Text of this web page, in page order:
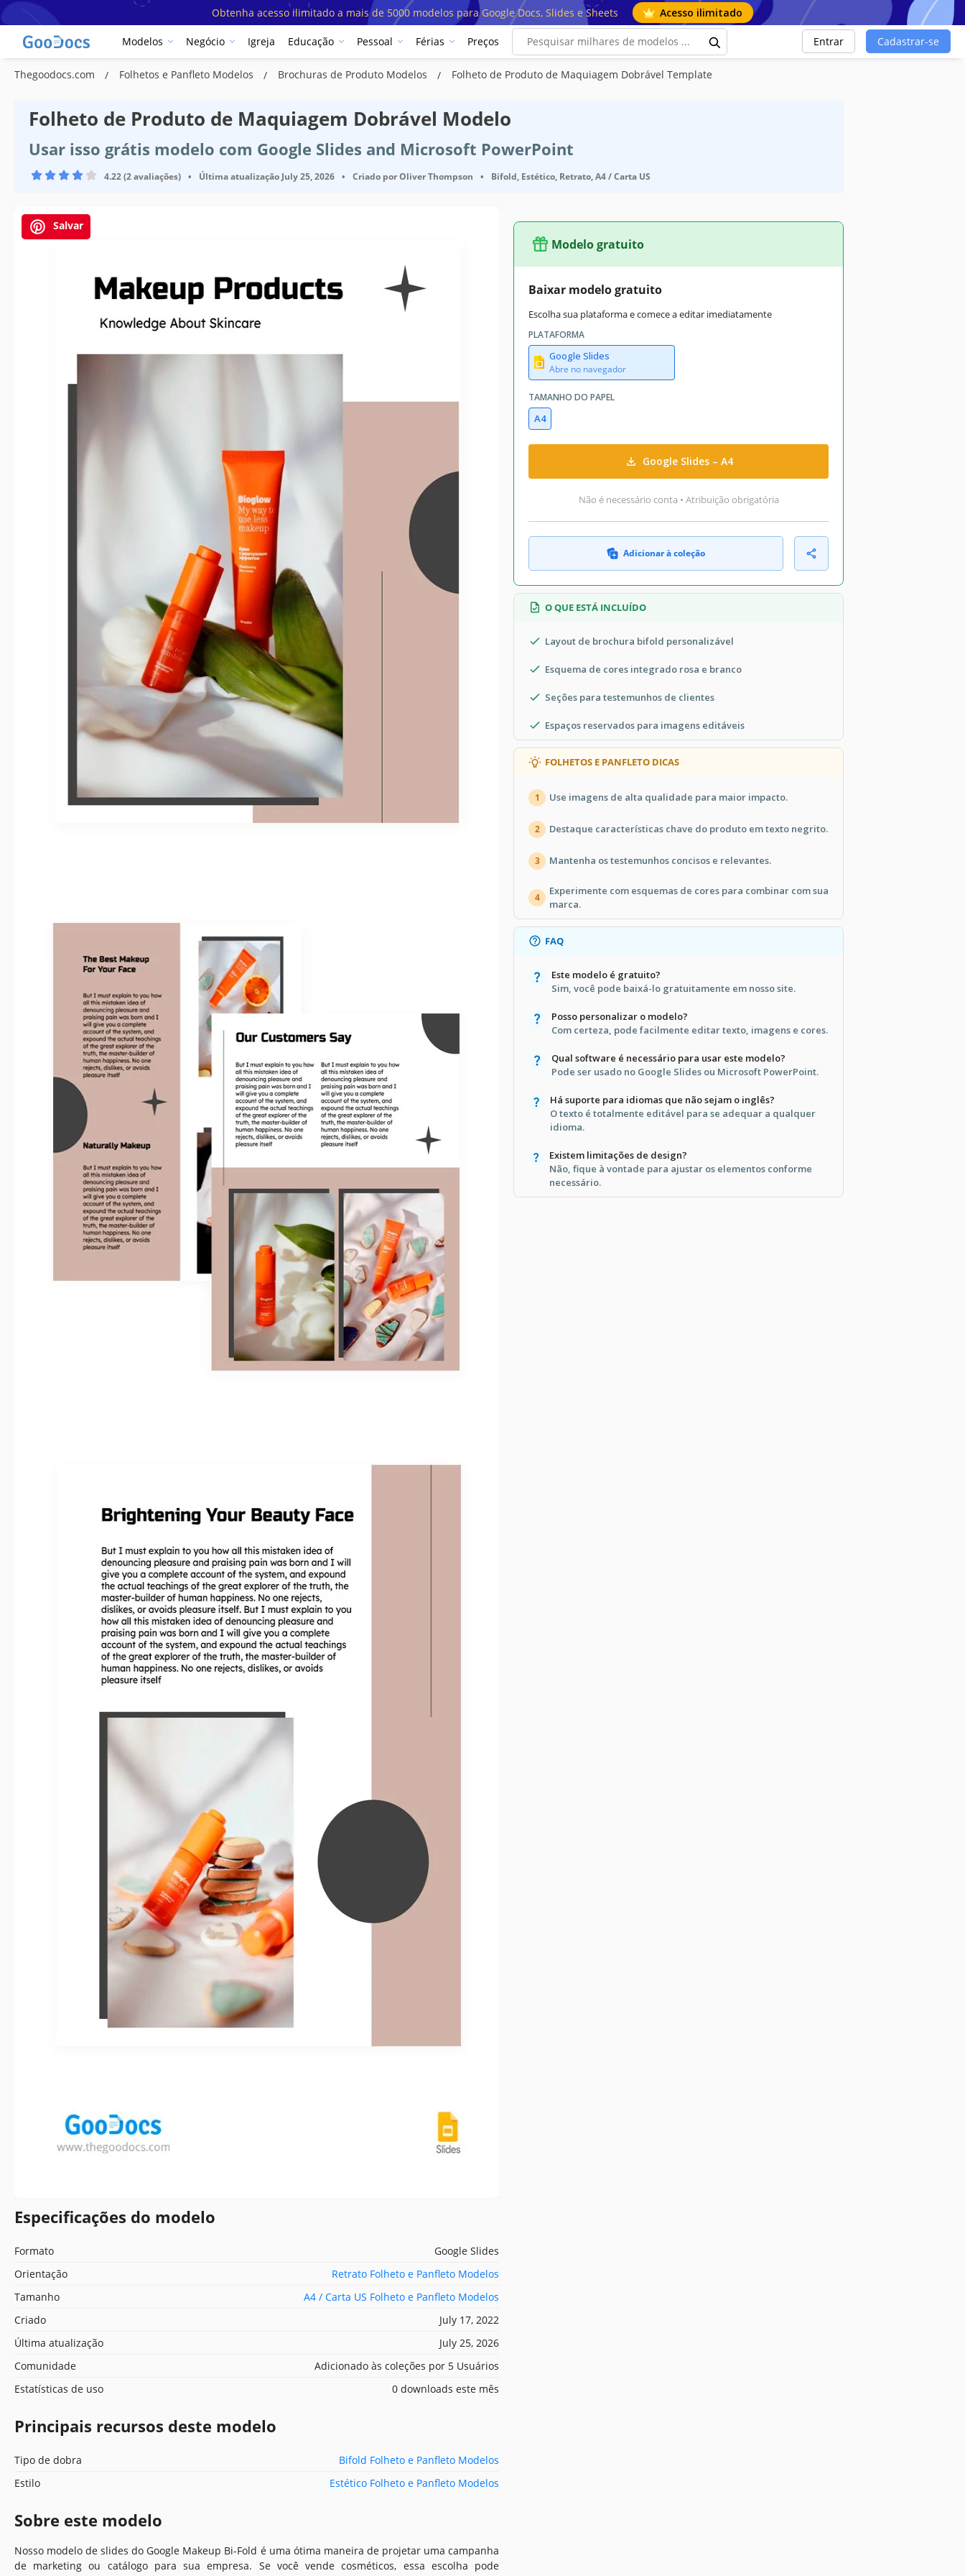
Obtenha acesso ilimitado a mais de 5000 modelos para Google Docs, Slides e Sheets Acesso ilimitado
Modelos Negócio Igreja Educação Pessoal Férias Preços Entrar Cadastrar-se
Thegoodocs.com Folhetos e Panfleto Modelos Brochuras de Produto Modelos Folheto de Produto de Maquiagem Dobrável Template
Folheto de Produto de Maquiagem Dobrável Modelo
Usar isso grátis modelo com Google Slides and Microsoft PowerPoint
4.22 (2 avaliações) • Última atualização July 25, 2026 • Criado porOliver Thompson • Bifold, Estético, Retrato, A4 / Carta US
Salvar
Especificações do modelo
Formato
Google Slides
Orientação
Retrato Folheto e Panfleto Modelos
Tamanho
A4 / Carta US Folheto e Panfleto Modelos
Criado
July 17, 2022
Última atualização
July 25, 2026
Comunidade
Adicionado às coleções por 5 Usuários
Estatísticas de uso
0 downloads este mês
Principais recursos deste modelo
Tipo de dobra
Bifold Folheto e Panfleto Modelos
Estilo
Estético Folheto e Panfleto Modelos
Sobre este modelo
Nosso modelo de slides do Google Makeup Bi-Fold é uma ótima maneira de projetar uma campanha
de marketing ou catálogo para sua empresa. Se você vende cosméticos, essa escolha pode
Modelo gratuito
Baixar modelo gratuito
Escolha sua plataforma e comece a editar imediatamente
PLATAFORMA
Google Slides
Abre no navegador
TAMANHO DO PAPEL
A4
Google Slides – A4
Não é necessário conta • Atribuição obrigatória
Adicionar à coleção
O QUE ESTÁ INCLUÍDO
Layout de brochura bifold personalizável
Esquema de cores integrado rosa e branco
Seções para testemunhos de clientes
Espaços reservados para imagens editáveis
FOLHETOS E PANFLETO DICAS
1 Use imagens de alta qualidade para maior impacto.
2 Destaque características chave do produto em texto negrito.
3 Mantenha os testemunhos concisos e relevantes.
4
Experimente com esquemas de cores para combinar com sua
marca.
FAQ
Este modelo é gratuito?
Sim, você pode baixá-lo gratuitamente em nosso site.
Posso personalizar o modelo?
Com certeza, pode facilmente editar texto, imagens e cores.
Qual software é necessário para usar este modelo?
Pode ser usado no Google Slides ou Microsoft PowerPoint.
Há suporte para idiomas que não sejam o inglês?
O texto é totalmente editável para se adequar a qualquer
idioma.
Existem limitações de design?
Não, fique à vontade para ajustar os elementos conforme
necessário.